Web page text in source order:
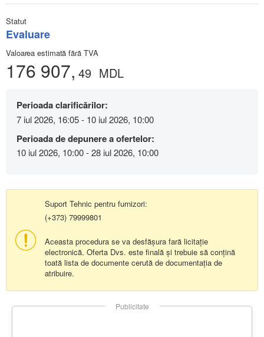
Statut
Evaluare
Valoarea estimată fără TVA
176 907, 49 MDL
Perioada clarificărilor:
7 iul 2026, 16:05 - 10 iul 2026, 10:00
Perioada de depunere a ofertelor:
10 iul 2026, 10:00 - 28 iul 2026, 10:00
Suport Tehnic pentru furnizori:
(+373) 79999801
Aceasta procedura se va desfășura fară licitație
electronică. Oferta Dvs. este finală și trebuie să conțină
toată lista de documente cerută de documentația de
atribuire.
Publicitate